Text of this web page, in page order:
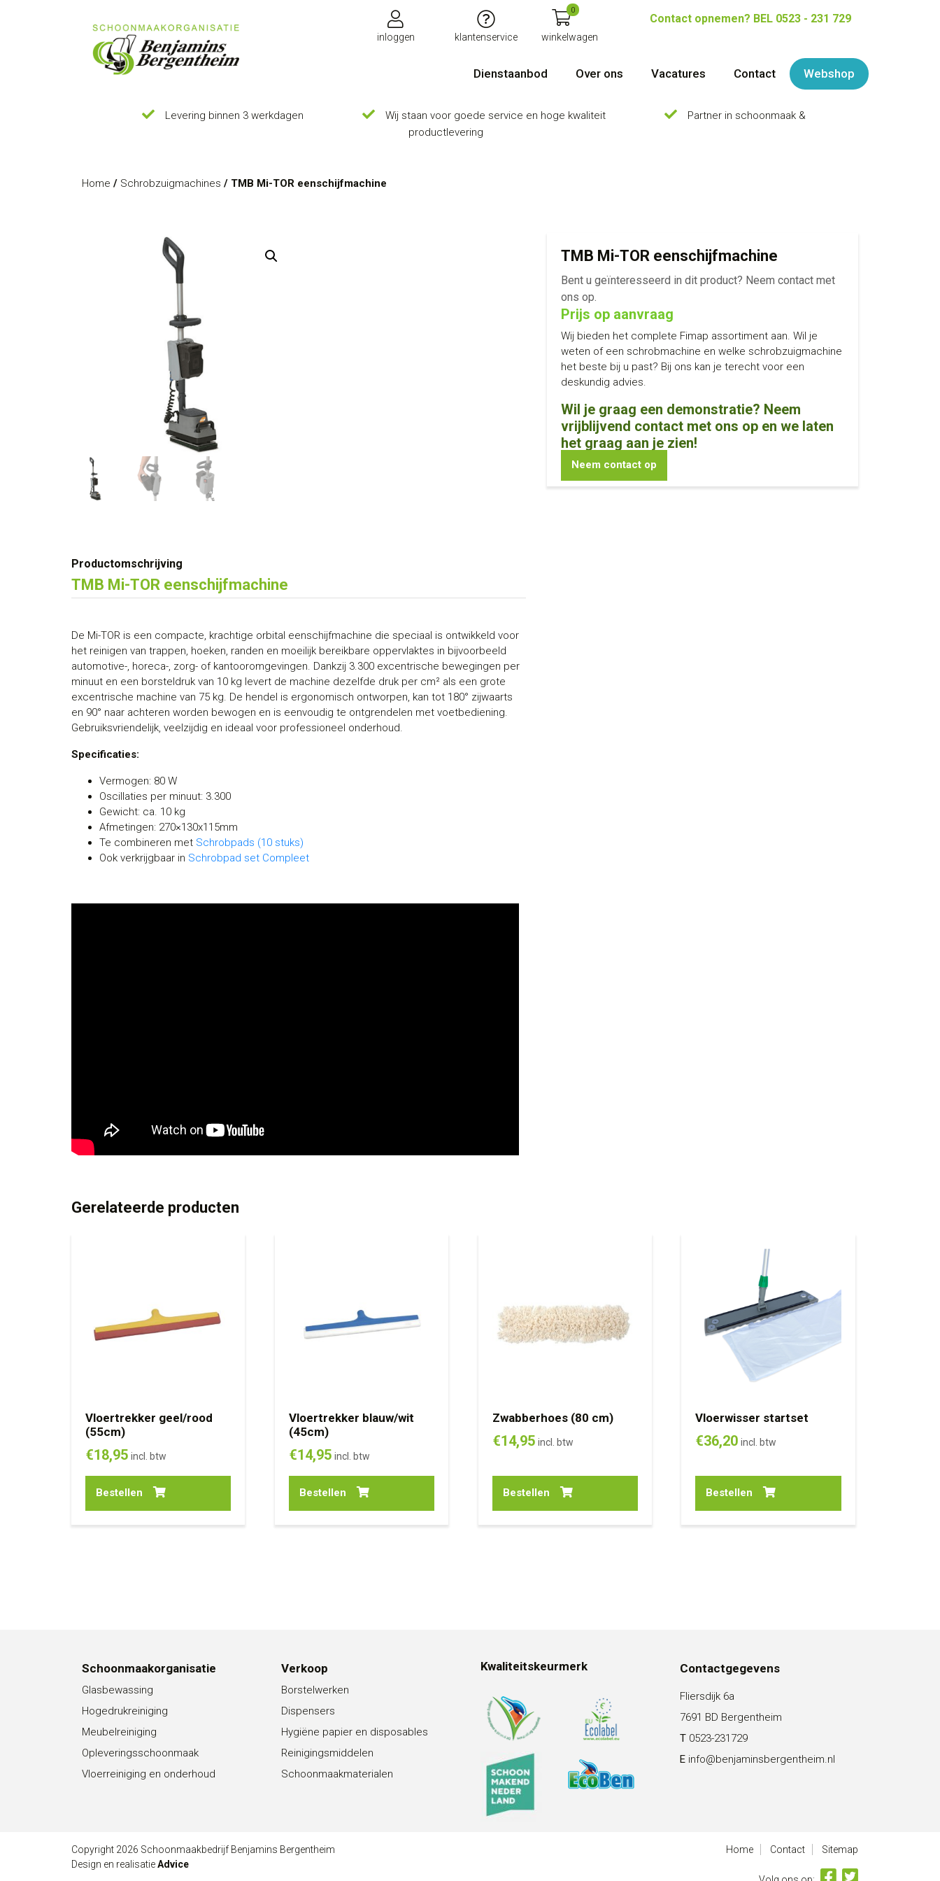
inloggen klantenservice
0
winkelwagen
Contact opnemen? BEL 0523 - 231 729
Dienstaanbod Over ons Vacatures Contact Webshop
Levering binnen 3 werkdagen Wij staan voor goede service en hoge kwaliteit
Partner in schoonmaak &
productlevering
Home / Schrobzuigmachines / TMB Mi-TOR eenschijfmachine
Productomschrijving
TMB Mi-TOR eenschijfmachine
De Mi-TOR is een compacte, krachtige orbital eenschijfmachine die speciaal is ontwikkeld voor
het reinigen van trappen, hoeken, randen en moeilijk bereikbare oppervlaktes in bijvoorbeeld
automotive-, horeca-, zorg- of kantooromgevingen. Dankzij 3.300 excentrische bewegingen per
minuut en een borsteldruk van 10 kg levert de machine dezelfde druk per cm² als een grote
excentrische machine van 75 kg. De hendel is ergonomisch ontworpen, kan tot 180° zijwaarts
en 90° naar achteren worden bewogen en is eenvoudig te ontgrendelen met voetbediening.
Gebruiksvriendelijk, veelzijdig en ideaal voor professioneel onderhoud.
Specificaties:
Vermogen: 80 W
Oscillaties per minuut: 3.300
Gewicht: ca. 10 kg
Afmetingen: 270×130x115mm
Te combineren met Schrobpads (10 stuks)
Ook verkrijgbaar in Schrobpad set Compleet
TMB Mi-TOR eenschijfmachine
Bent u geïnteresseerd in dit product? Neem contact met
ons op.
Prijs op aanvraag
Wij bieden het complete Fimap assortiment aan. Wil je
weten of een schrobmachine en welke schrobzuigmachine
het beste bij u past? Bij ons kan je terecht voor een
deskundig advies.
Wil je graag een demonstratie? Neem
vrijblijvend contact met ons op en we laten
het graag aan je zien!
Neem contact op
Gerelateerde producten
Vloertrekker geel/rood
(55cm)
€18,95 incl. btw
Bestellen
Vloertrekker blauw/wit
(45cm)
€14,95 incl. btw
Bestellen
Zwabberhoes (80 cm)
€14,95 incl. btw
Bestellen
Vloerwisser startset
€36,20 incl. btw
Bestellen
Schoonmaakorganisatie
Glasbewassing
Hogedrukreiniging
Meubelreiniging
Opleveringsschoonmaak
Vloerreiniging en onderhoud
Verkoop
Borstelwerken
Dispensers
Hygiëne papier en disposables
Reinigingsmiddelen
Schoonmaakmaterialen
Kwaliteitskeurmerk Contactgegevens
Fliersdijk 6a
7691 BD Bergentheim
T 0523-231729
E info@benjaminsbergentheim.nl
Copyright 2026 Schoonmaakbedrijf Benjamins Bergentheim
Design en realisatieAdvice
Home Contact Sitemap